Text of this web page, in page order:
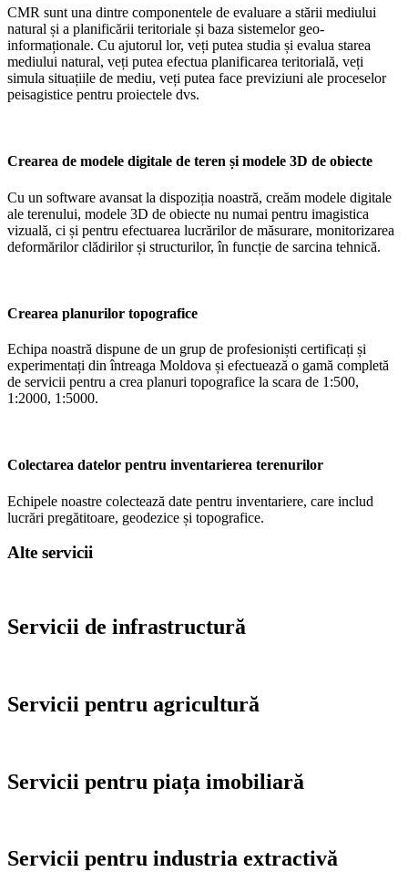
CMR sunt una dintre componentele de evaluare a stării mediului
natural și a planificării teritoriale și baza sistemelor geo-
informaționale. Cu ajutorul lor, veți putea studia și evalua starea
mediului natural, veți putea efectua planificarea teritorială, veți
simula situațiile de mediu, veți putea face previziuni ale proceselor
peisagistice pentru proiectele dvs.
Crearea de modele digitale de teren și modele 3D de obiecte
Cu un software avansat la dispoziția noastră, creăm modele digitale
ale terenului, modele 3D de obiecte nu numai pentru imagistica
vizuală, ci și pentru efectuarea lucrărilor de măsurare, monitorizarea
deformărilor clădirilor și structurilor, în funcție de sarcina tehnică.
Crearea planurilor topografice
Echipa noastră dispune de un grup de profesioniști certificați și
experimentați din întreaga Moldova și efectuează o gamă completă
de servicii pentru a crea planuri topografice la scara de 1:500,
1:2000, 1:5000.
Colectarea datelor pentru inventarierea terenurilor
Echipele noastre colectează date pentru inventariere, care includ
lucrări pregătitoare, geodezice și topografice.
Alte servicii
Servicii de infrastructură
Servicii pentru agricultură
Servicii pentru piața imobiliară
Servicii pentru industria extractivă